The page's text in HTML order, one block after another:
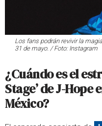
Los fans podrán revivir la
31 de mayo. / Foto: Instagram
¿Cuándo es el
Stage’ de J-Hope
México?